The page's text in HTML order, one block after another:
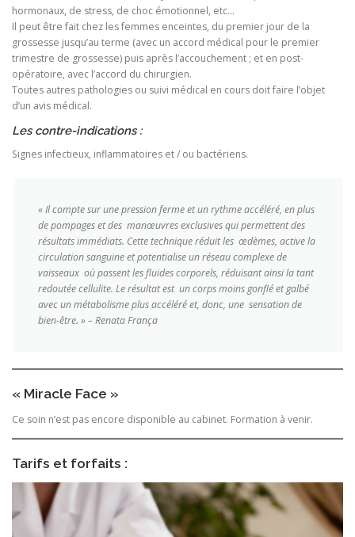
hormonaux, de stress, de choc émotionnel, etc…
Il peut être fait chez les femmes enceintes, du premier jour de la
grossesse jusqu’au terme (avec un accord médical pour le premier
trimestre de grossesse) puis après l’accouchement ; et en post-
opératoire, avec l’accord du chirurgien.
Toutes autres pathologies ou suivi médical en cours doit faire l’objet
d’un avis médical.
Les contre-indications :
Signes infectieux, inflammatoires et / ou bactériens.
« Il compte sur une pression ferme et un rythme accéléré, en plus
de pompages et des manœuvres exclusives qui permettent des
résultats immédiats. Cette technique réduit les œdèmes, active la
circulation sanguine et potentialise un réseau complexe de
vaisseaux où passent les fluides corporels, réduisant ainsi la tant
redoutée cellulite. Le résultat est un corps moins gonflé et galbé
avec un métabolisme plus accéléré et, donc, une sensation de
bien-être. » – Renata França
« Miracle Face »
Ce soin n’est pas encore disponible au cabinet. Formation à venir.
Tarifs et forfaits :